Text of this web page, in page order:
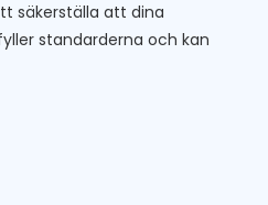
säkerställa att dina
standarderna och kan